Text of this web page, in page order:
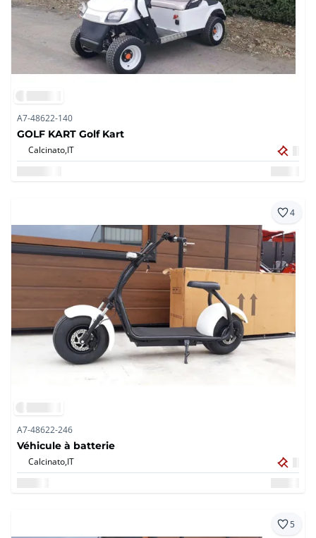
A7-48622-140
GOLF KART Golf Kart
Calcinato,IT
4
A7-48622-246
Véhicule à batterie
Calcinato,IT
5